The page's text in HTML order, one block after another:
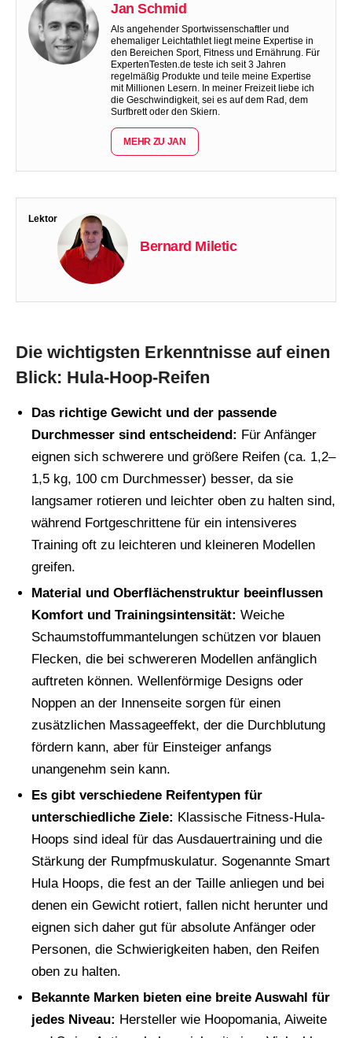
Jan Schmid
Als angehender Sportwissenschaftler und
ehemaliger Leichtathlet liegt meine Expertise in
den Bereichen Sport, Fitness und Ernährung. Für
ExpertenTesten.de teste ich seit 3 Jahren
regelmäßig Produkte und teile meine Expertise
mit Millionen Lesern. In meiner Freizeit liebe ich
die Geschwindigkeit, sei es auf dem Rad, dem
Surfbrett oder den Skiern.
MEHR ZU JAN
Lektor
Bernard Miletic
Die wichtigsten Erkenntnisse auf einen
Blick: Hula-Hoop-Reifen
Das richtige Gewicht und der passende
Durchmesser sind entscheidend: Für Anfänger
eignen sich schwerere und größere Reifen (ca. 1,2–
1,5 kg, 100 cm Durchmesser) besser, da sie
langsamer rotieren und leichter oben zu halten sind,
während Fortgeschrittene für ein intensiveres
Training oft zu leichteren und kleineren Modellen
greifen.
Material und Oberflächenstruktur beeinflussen
Komfort und Trainingsintensität: Weiche
Schaumstoffummantelungen schützen vor blauen
Flecken, die bei schwereren Modellen anfänglich
auftreten können. Wellenförmige Designs oder
Noppen an der Innenseite sorgen für einen
zusätzlichen Massageeffekt, der die Durchblutung
fördern kann, aber für Einsteiger anfangs
unangenehm sein kann.
Es gibt verschiedene Reifentypen für
unterschiedliche Ziele: Klassische Fitness-Hula-
Hoops sind ideal für das Ausdauertraining und die
Stärkung der Rumpfmuskulatur. Sogenannte Smart
Hula Hoops, die fest an der Taille anliegen und bei
denen ein Gewicht rotiert, fallen nicht herunter und
eignen sich daher gut für absolute Anfänger oder
Personen, die Schwierigkeiten haben, den Reifen
oben zu halten.
Bekannte Marken bieten eine breite Auswahl für
jedes Niveau: Hersteller wie Hoopomania, Aiweite